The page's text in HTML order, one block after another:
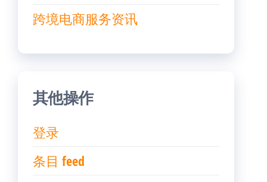
跨境电商服务资讯
其他操作
登录
条目 feed